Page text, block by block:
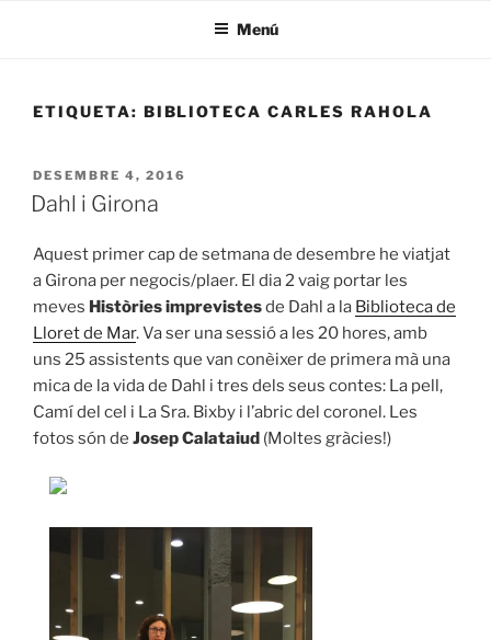
Menú
ETIQUETA: BIBLIOTECA CARLES RAHOLA
DESEMBRE 4, 2016
Dahl i Girona
Aquest primer cap de setmana de desembre he viatjat
a Girona per negocis/plaer. El dia 2 vaig portar les
meves Històries imprevistesde Dahl a la Biblioteca de
Lloret de Mar. Va ser una sessió a les 20 hores, amb
uns 25 assistents que van conèixer de primera mà una
mica de la vida de Dahl i tres dels seus contes: La pell,
Camí del cel i La Sra. Bixby i l’abric del coronel. Les
fotos són de Josep Calataiud (Moltes gràcies!)